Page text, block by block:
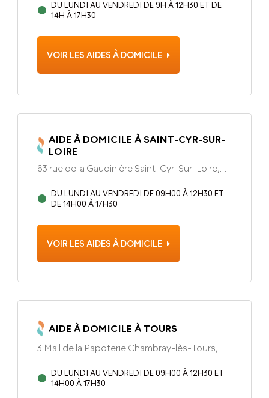
DU LUNDI AU VENDREDI DE 9H À 12H30 ET DE
14H À 17H30
VOIR LES AIDES À DOMICILE
AIDE À DOMICILE À SAINT-CYR-SUR-
LOIRE
63 rue de la Gaudinière Saint-Cyr-Sur-Loire,
DU LUNDI AU VENDREDI DE 09H00 À 12H30 ET
DE 14H00 À 17H30
VOIR LES AIDES À DOMICILE
AIDE À DOMICILE À TOURS
3 Mail de la Papoterie Chambray-lès-Tours,
DU LUNDI AU VENDREDI DE 09H00 À 12H30 ET
14H00 À 17H30